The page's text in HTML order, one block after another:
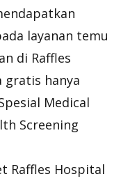
layanan temu
di Raffles
gratis hanya
Medical
Screening
Raffles Hospital